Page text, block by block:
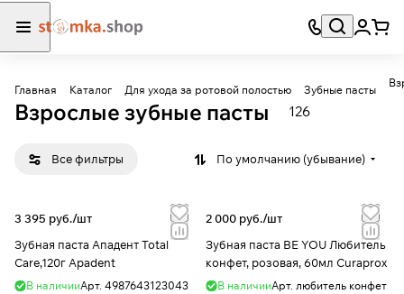
Главная Каталог Для ухода за ротовой полостью Зубные пасты
Взрослые зубные пасты 126
Все фильтры По умолчанию (убывание)
3 395 руб./шт
Зубная паста Ападент Total
Care,120г Apadent
В наличииАрт. 4987643123043
2 000 руб./шт
Зубная паста BE YOU Любитель
конфет, розовая, 60мл Curaprox
В наличииАрт. любитель конфет